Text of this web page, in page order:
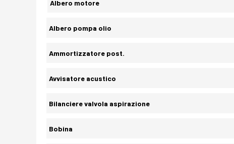
Albero motore
Albero pompa olio
Ammortizzatore post.
Avvisatore acustico
Bilanciere valvola aspirazione
Bobina